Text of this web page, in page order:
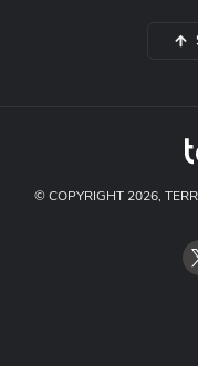
© COPYRIGHT 2026,